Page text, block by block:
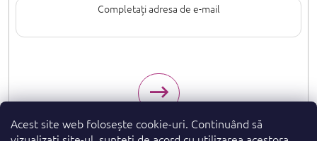
Acest site web folosește cookie-uri. Continuând să